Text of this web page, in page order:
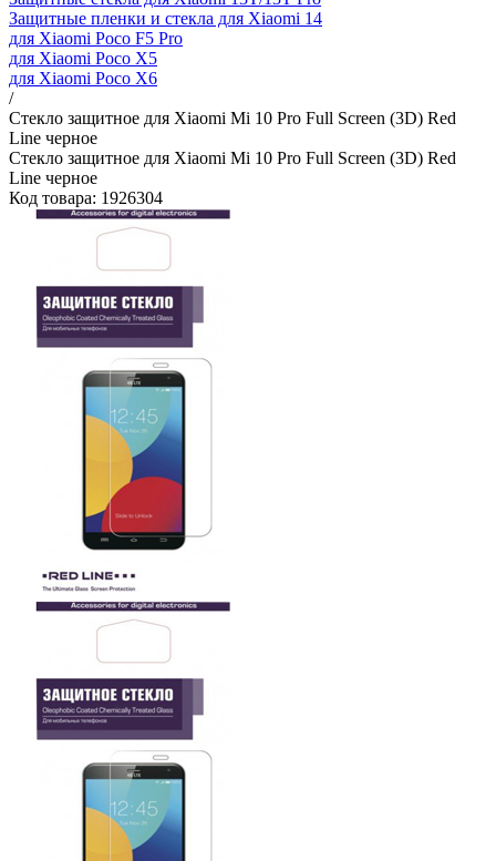
Защитные пленки и стекла для Xiaomi 14
для Xiaomi Poco F5 Pro
для Xiaomi Poco X5
для Xiaomi Poco X6
/
Стекло защитное для Xiaomi Mi 10 Pro Full Screen (3D) Red
Line черное
Стекло защитное для Xiaomi Mi 10 Pro Full Screen (3D) Red
Line черное
Код товара: 1926304